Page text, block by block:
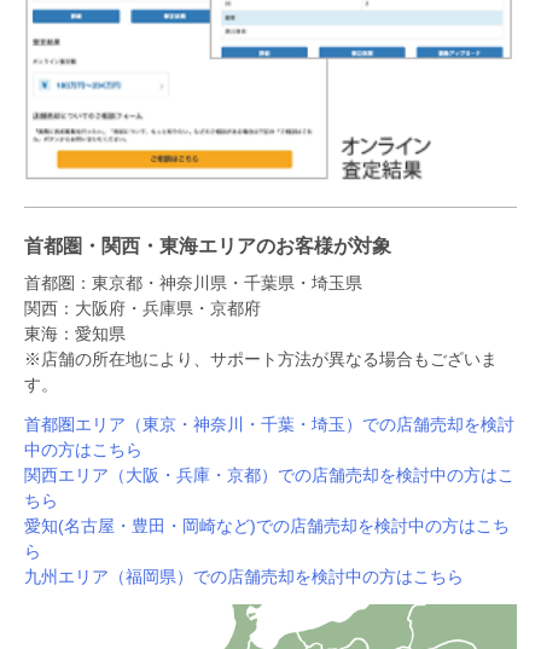
首都圏・関西・東海エリアのお客様が対象
首都圏：東京都・神奈川県・千葉県・埼玉県
関西：大阪府・兵庫県・京都府
東海：愛知県
※店舗の所在地により、サポート方法が異なる場合もございま
す。
首都圏エリア（東京・神奈川・千葉・埼玉）での店舗売却を検討
中の方はこちら
関西エリア（大阪・兵庫・京都）での店舗売却を検討中の方はこ
ちら
愛知(名古屋・豊田・岡崎など)での店舗売却を検討中の方はこち
ら
九州エリア（福岡県）での店舗売却を検討中の方はこちら